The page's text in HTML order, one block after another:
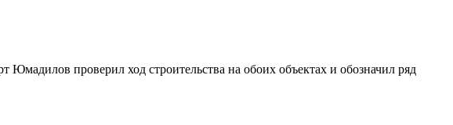
проверил ход строительства на обоих объектах и обозначил ряд